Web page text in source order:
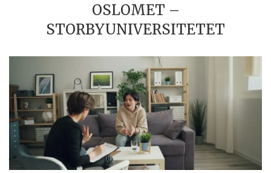
OSLOMET –
STORBYUNIVERSITETET